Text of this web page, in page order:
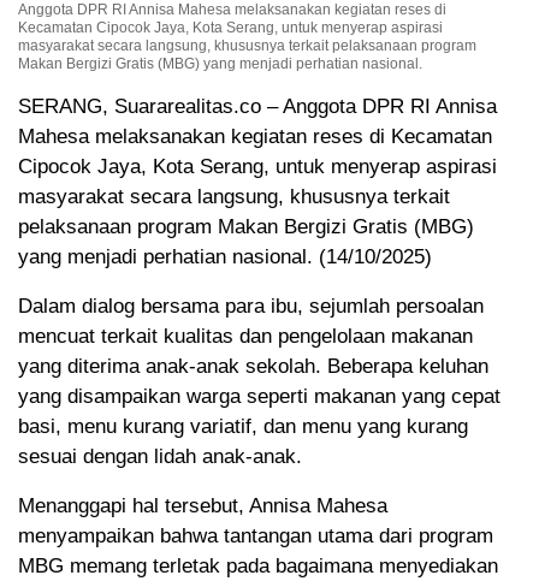
Anggota DPR RI Annisa Mahesa melaksanakan kegiatan reses di
Kecamatan Cipocok Jaya, Kota Serang, untuk menyerap aspirasi
masyarakat secara langsung, khususnya terkait pelaksanaan program
Makan Bergizi Gratis (MBG) yang menjadi perhatian nasional.
SERANG, Suararealitas.co – Anggota DPR RI Annisa
Mahesa melaksanakan kegiatan reses di Kecamatan
Cipocok Jaya, Kota Serang, untuk menyerap aspirasi
masyarakat secara langsung, khususnya terkait
pelaksanaan program Makan Bergizi Gratis (MBG)
yang menjadi perhatian nasional. (14/10/2025)
Dalam dialog bersama para ibu, sejumlah persoalan
mencuat terkait kualitas dan pengelolaan makanan
yang diterima anak-anak sekolah. Beberapa keluhan
yang disampaikan warga seperti makanan yang cepat
basi, menu kurang variatif, dan menu yang kurang
sesuai dengan lidah anak-anak.
Menanggapi hal tersebut, Annisa Mahesa
menyampaikan bahwa tantangan utama dari program
MBG memang terletak pada bagaimana menyediakan